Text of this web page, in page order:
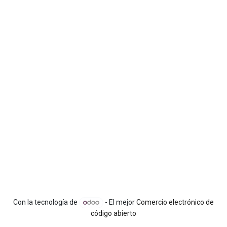
Con la tecnología de - El mejorComercio electrónico de
código abierto